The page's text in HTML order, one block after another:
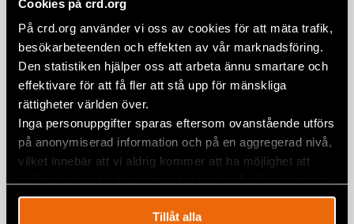
Cookies på crd.org
På crd.org använder vi oss av cookies för att mäta trafik,
besökarbeteenden och effekten av vår marknadsföring.
Den statistiken hjälper oss att arbeta ännu smartare och
effektivare för att få fler att stå upp för mänskliga
rättigheter världen över.
Inga personuppgifter sparas eftersom ovanstående utförs
på anonymiserad information och på en aggregerad nivå,
vilket innebär att vi aldrig kommer att ha möjlighet att
Tillåt alla
NEWS
Fem år senare har såret från den 11
juli på Kuba ännu inte läkt
KUBA,LATINAMERIKA,
Five years later, the wound of 11 July in
Cuba remains open